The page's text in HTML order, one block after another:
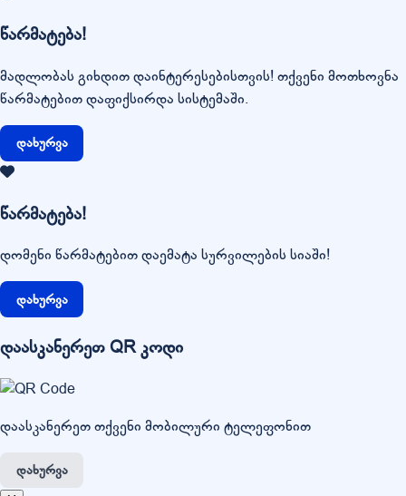
წარმატება!
მადლობას გიხდით დაინტერესებისთვის! თქვენი მოთხოვნა
წარმატებით დაფიქსირდა სისტემაში.
დახურვა
წარმატება!
დომენი წარმატებით დაემატა სურვილების სიაში!
დახურვა
დაასკანერეთ QR კოდი
დაასკანერეთ თქვენი მობილური ტელეფონით
დახურვა